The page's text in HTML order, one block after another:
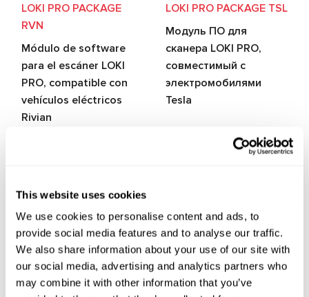
This website uses cookies
We use cookies to personalise content and ads, to
provide social media features and to analyse our traffic.
We also share information about your use of our site with
our social media, advertising and analytics partners who
may combine it with other information that you’ve
LOKI PRO PACKAGE
RVN
Módulo de software
para el escáner LOKI
PRO, compatible con
vehículos eléctricos
Rivian
LOKI PRO PACKAGE TSL
Модуль ПО для
сканера LOKI PRO,
совместимый с
электромобилями
Tesla
LOKI-SECURECONFIG
Plugin para Loki para
LOKI-XKEYS
Plugin para Loki para